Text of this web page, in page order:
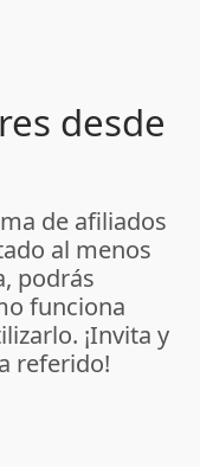
desde
de afiliados
al menos
podrás
funciona
¡Invita y
referido!